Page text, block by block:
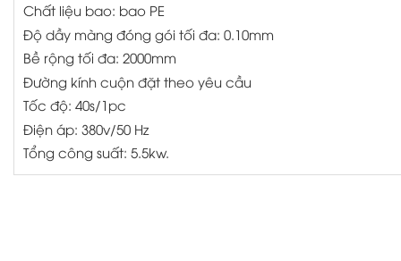
Chất liệu bao: bao PE
Độ dầy màng đóng gói tối đa: 0.10mm
Bề rộng tối đa: 2000mm
Đường kính cuộn đặt theo yêu cầu
Tốc độ: 40s/1pc
Điện áp: 380v/50 Hz
Tổng công suất: 5.5kw.